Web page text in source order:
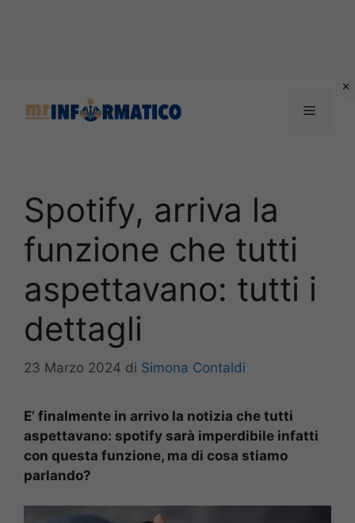
Menu
Spotify, arriva la
funzione che tutti
aspettavano: tutti i
dettagli
23 Marzo 2024 di Simona Contaldi
E’ finalmente in arrivo la notizia che tutti
aspettavano: spotify sarà imperdibile infatti
con questa funzione, ma di cosa stiamo
parlando?